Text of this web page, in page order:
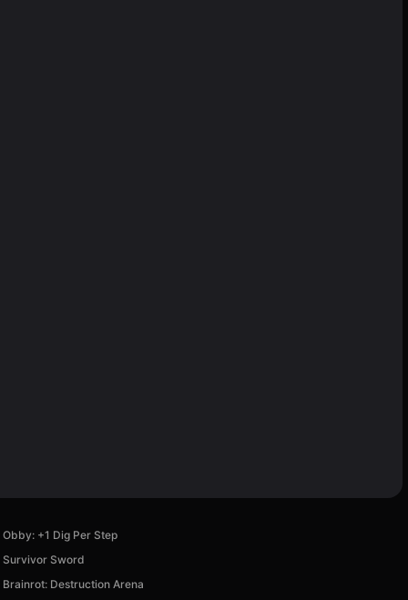
Obby: +1 Dig Per Step
Survivor Sword
Brainrot: Destruction Arena